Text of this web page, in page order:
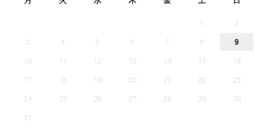
1
2
3
4 5 6 7 8
9
10
11 12 13 14 15
16
17
18 19 20 21 22
23
24
25 26 27 28 29
30
31